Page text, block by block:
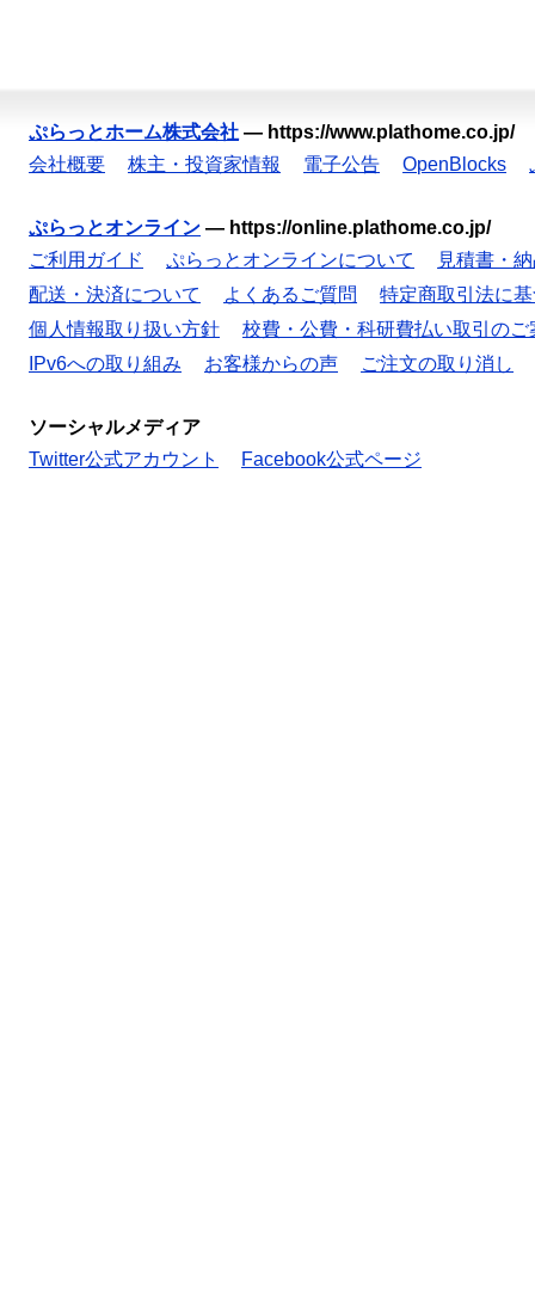
ぷらっとホーム株式会社 — https://www.plathome.co.jp/
会社概要
株主・投資家情報 電子公告 OpenBlocks
ぷらっとオンライン — https://online.plathome.co.jp/
ご利用ガイド
ぷらっとオンラインについて
見積書・
配送・決済について
よくあるご質問
特定商取引法に
個人情報取り扱い方針
校費・公費・科研費払い取引のご
IPv6への取り組み
お客様からの声 ご注文の取り消し
ソーシャルメディア
Twitter公式アカウント
Facebook公式ページ